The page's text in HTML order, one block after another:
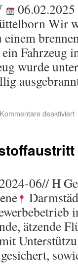
Wir
Fahrzeug
wurde
Kommentare deaktiviert
2024-06// H
ätzende